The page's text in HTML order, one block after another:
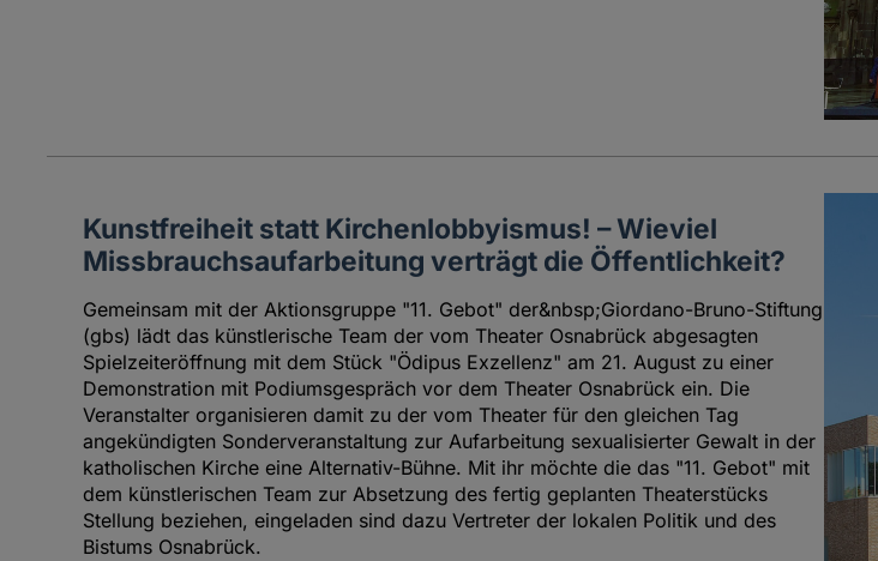
Kunstfreiheit statt Kirchenlobbyismus! – Wieviel
Missbrauchsaufarbeitung verträgt die Öffentlichkeit?
Gemeinsam mit der Aktionsgruppe "11. Gebot" der&nbsp;Giordano-Bruno-Stiftung
(gbs) lädt das künstlerische Team der vom Theater Osnabrück abgesagten
Spielzeiteröffnung mit dem Stück "Ödipus Exzellenz" am 21. August zu einer
Demonstration mit Podiumsgespräch vor dem Theater Osnabrück ein. Die
Veranstalter organisieren damit zu der vom Theater für den gleichen Tag
angekündigten Sonderveranstaltung zur Aufarbeitung sexualisierter Gewalt in der
katholischen Kirche eine Alternativ-Bühne. Mit ihr möchte die das "11. Gebot" mit
dem künstlerischen Team zur Absetzung des fertig geplanten Theaterstücks
Stellung beziehen, eingeladen sind dazu Vertreter der lokalen Politik und des
Bistums Osnabrück.